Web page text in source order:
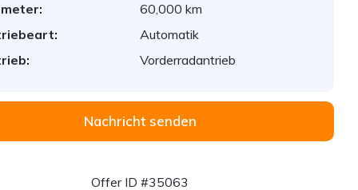
60,000 km
Automatik
Vorderradantrieb
Nachricht senden
Offer ID #35063